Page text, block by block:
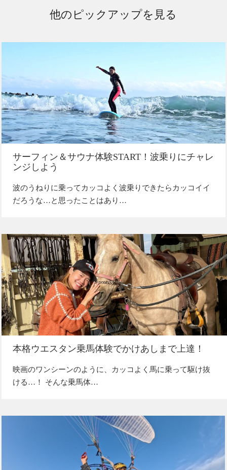
他のピックアップを見る
サーフィン＆サウナ体験START！波乗りにチャレ
ンジしよう
波のうねりに乗ってカッコよく波乗りできたらカッコイイ
だろうな…と思ったことはあり…
本格ウエスタン乗馬体験でかけあしまで上達！
映画のワンシーンのように、カッコよく馬に乗って駆け抜
ける…！ そんな乗馬体…